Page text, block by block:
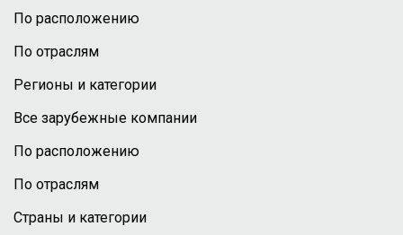
По расположению
По отраслям
Регионы и категории
Все зарубежные компании
По расположению
По отраслям
Страны и категории